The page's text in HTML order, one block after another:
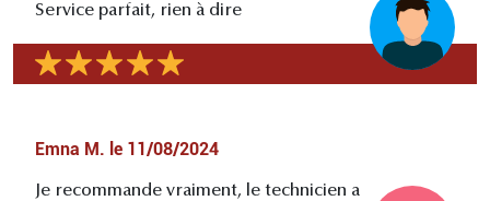
Service parfait, rien à dire
Emna M. le 11/08/2024
Je recommande vraiment, le technicien a